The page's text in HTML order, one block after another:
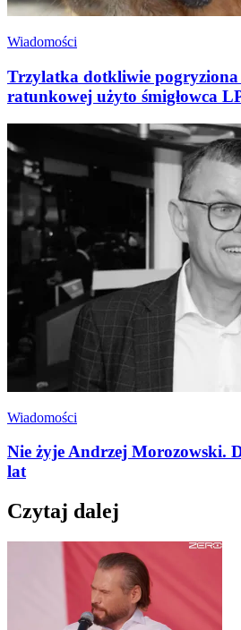
Wiadomości
Trzylatka dotkliwie pogryziona
ratunkowej użyto śmigłowca
Wiadomości
Nie żyje Andrzej Morozowski.
lat
Czytaj dalej